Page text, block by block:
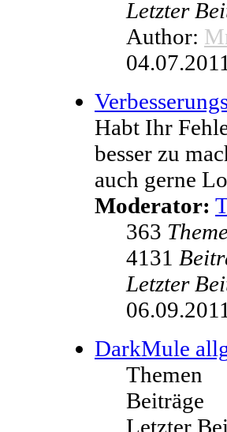
Letzter
Author:
Habt Ihr
besser zu
auch gerne
Moderator:
363
4131
Letzter
DarkMule
Themen
Beiträge
Letzter